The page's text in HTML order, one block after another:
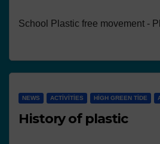
School Plastic free movement -
NEWS ACTIVITIES HIGH GREEN TIDE
History of plastic